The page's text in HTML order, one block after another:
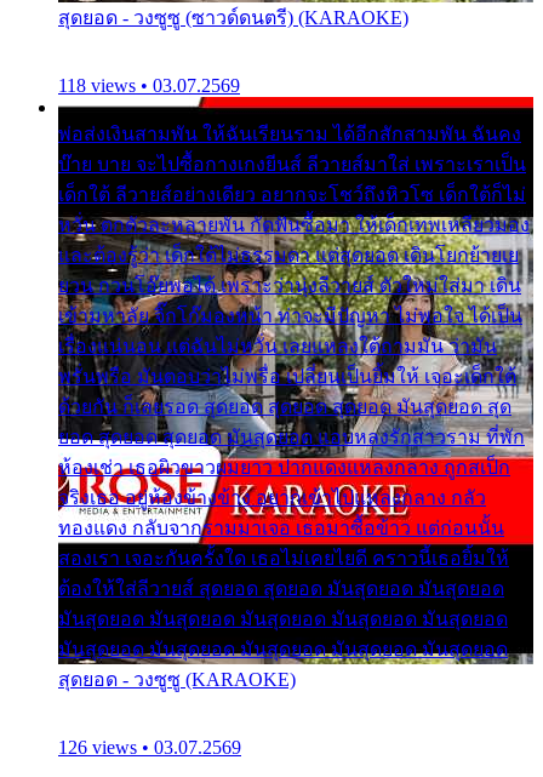
สุดยอด - วงซูซู (ซาวด์ดนตรี) (KARAOKE)
118 views • 03.07.2569
พ่อส่งเงินสามพัน ให้ฉันเรียนราม ได้อีกสักสามพัน ฉันคง
บ๊าย บาย จะไปซื้อกางเกงยีนส์ ลีวายส์มาใส่ เพราะเราเป็น
เด็กใต้ ลีวายส์อย่างเดียว อยากจะโชว์ถึงหิวโซ เด็กใต้ก็ไม่
หวั่น ตกตัวละหลายพัน กัดฟันซื้อมา ให้เด็กเทพเหลียวมอง
และต้องรู้ว่า เด็กใต้ไม่ธรรมดา แต่สุดยอด เดินโยกย้ายเย
ยวน กวนโอ๊ยพอได้ เพราะว่านุ่งลีวายส์ ตัวใหม่ใส่มา เดิน
เข้ามหาลัย จิ๊กโก๊มองหน้า ท่าจะมีปัญหา ไม่พอใจ ได้เป็น
เรื่องแน่นอน แต่ฉันไม่หวั่น เลยแหลงใต้ถามมัน ว่ามัน
พรั่นพรือ มันตอบว่าไม่พรื่อ เปลี่ยนเป็นยิ้มให้ เจอะเด็กใต้
ด้วยกัน ก็เลยรอด สุดยอด สุดยอด สุดยอด มันสุดยอด สุด
ยอด สุดยอด สุดยอด มันสุดยอด แอบหลงรักสาวราม ที่พัก
ห้องเช่า เธอผิวขาวผมยาว ปากแดงแหลงกลาง ถูกสเป็ก
จริงเธอ อยู่ห้องข้างข้าง อยากเข้าไปแหลงกลาง กลัว
ทองแดง กลับจากรามมาเจอ เธอมาซื้อข้าว แต่ก่อนนั้น
สองเรา เจอะกันครั้งใด เธอไม่เคยไยดี คราวนี้เธอยิ้มให้
ต้องให้ใส่ลีวายส์ สุดยอด สุดยอด มันสุดยอด มันสุดยอด
มันสุดยอด มันสุดยอด มันสุดยอด มันสุดยอด มันสุดยอด
มันสุดยอด มันสุดยอด มันสุดยอด มันสุดยอด มันสุดยอด
สุดยอด - วงซูซู (KARAOKE)
126 views • 03.07.2569